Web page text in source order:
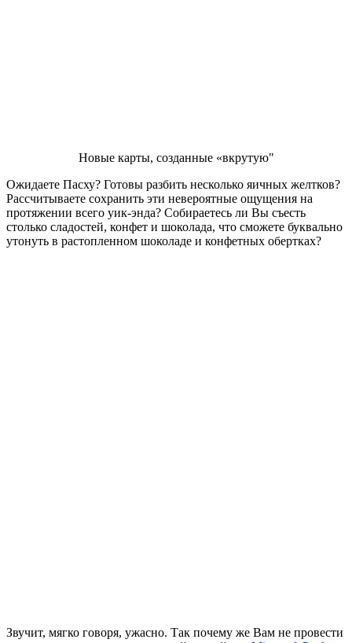
Новые карты, созданные «вкрутую"
Ожидаете Пасху? Готовы разбить несколько яичных желтков?
Рассчитываете сохранить эти невероятные ощущения на
протяжении всего уик-энда? Собираетесь ли Вы съесть
столько сладостей, конфет и шоколада, что сможете буквально
утонуть в растопленном шоколаде и конфетных обертках?
Звучит, мягко говоря, ужасно. Так почему же Вам не провести